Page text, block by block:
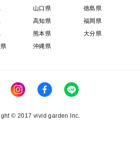
山口県
徳島県
高知県
福岡県
熊本県
大分県
沖縄県
© 2017 vivid garden Inc.